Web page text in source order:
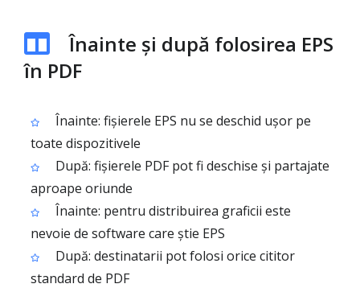
Înainte și după folosirea EPS
în PDF
Înainte: fișierele EPS nu se deschid ușor pe
toate dispozitivele
După: fișierele PDF pot fi deschise și partajate
aproape oriunde
Înainte: pentru distribuirea graficii este
nevoie de software care știe EPS
După: destinatarii pot folosi orice cititor
standard de PDF